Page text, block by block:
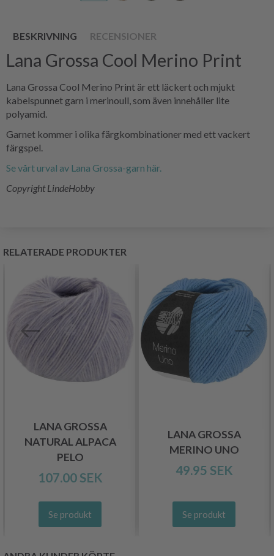
BESKRIVNING RECENSIONER
Lana Grossa Cool Merino Print
Lana Grossa Cool Merino Print är ett läckert och mjukt
kabelspunnet garn i merinoull, som även innehåller lite
polyamid.
Garnet kommer i olika färgkombinationer med ett vackert
färgspel.
Se vårt urval av Lana Grossa-garn här.
Copyright LindeHobby
RELATERADE PRODUKTER
LANA GROSSA
NATURAL ALPACA
PELO
107.00 SEK
Se produkt
LANA GROSSA
MERINO UNO
49.95 SEK
Se produkt